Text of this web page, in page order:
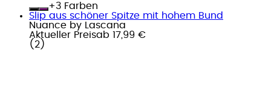
+
Farben
Slip aus schöner Spitze mit hohem Bund
Nuance by Lascana
Aktueller Preisab 17,99 €
( 2 )